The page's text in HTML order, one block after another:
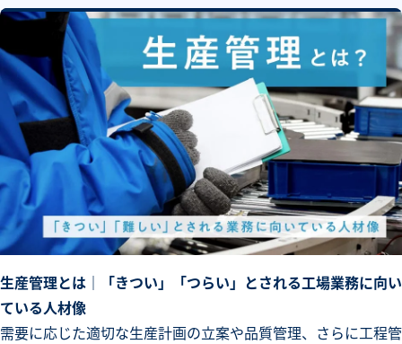
生産管理とは｜「きつい」「つらい」とされる工場業務に向い
ている人材像
需要に応じた適切な生産計画の立案や品質管理、さらに工程管